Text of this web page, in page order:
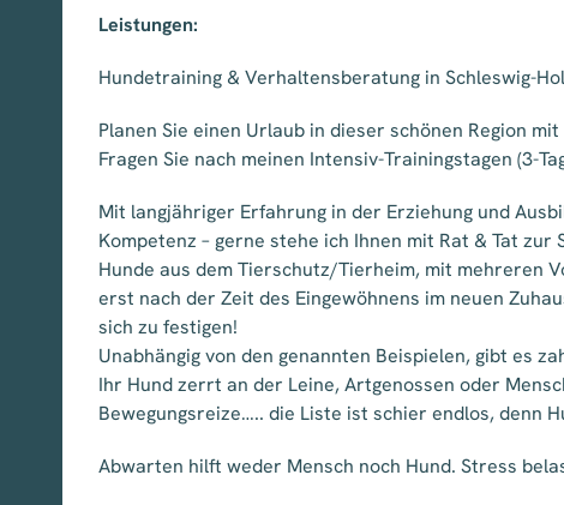
Leistungen:
Hundetraining & Verhaltensberatung in Schleswig-
Planen Sie einen Urlaub in dieser schönen Region
Fragen Sie nach meinen Intensiv-Trainingstagen (3-
Mit langjähriger Erfahrung in der Erziehung und
Kompetenz – gerne stehe ich Ihnen mit Rat & Tat zur
Hunde aus dem Tierschutz/Tierheim, mit mehreren
erst nach der Zeit des Eingewöhnens im neuen
sich zu festigen!
Unabhängig von den genannten Beispielen, gibt es
Ihr Hund zerrt an der Leine, Artgenossen oder
Bewegungsreize….. die Liste ist schier endlos, denn
Abwarten hilft weder Mensch noch Hund. Stress